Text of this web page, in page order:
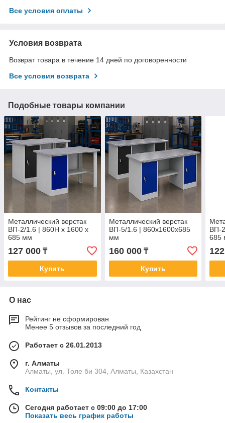
Все условия оплаты
Условия возврата
Возврат товара в течение 14 дней по договоренности
Все условия возврата
Подобные товары компании
Металлический верстак
ВП-2/1.6 | 860H x 1600 x
685 мм
127 000 ₸
Купить
Металлический верстак
ВП-5/1.6 | 860x1600x685
мм
160 000₸
Купить
ВП-
685
О нас
Рейтинг не сформирован
Менее 5 отзывов за последний год
Работает с 26.01.2013
г. Алматы
Алматы, ул. Толе би 304, Алматы, Казахстан
Контакты
Сегодня работает с 09:00 до 17:00
Показать весь график работы